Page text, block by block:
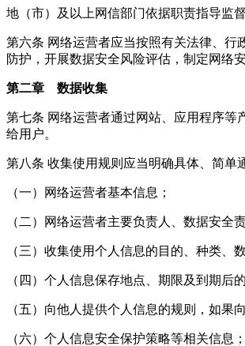
地（市）及以上网信部门依据职责指导监
第六条 网络运营者应当按照有关法律、
防护，开展数据安全风险评估，制定网络
第二章 数据收集
第七条 网络运营者通过网站、应用程序
给用户。
第八条 收集使用规则应当明确具体、简单
（一）网络运营者基本信息；
（二）网络运营者主要负责人、数据安全
（三）收集使用个人信息的目的、种类、
（四）个人信息保存地点、期限及到期后
（五）向他人提供个人信息的规则，如果
（六）个人信息安全保护策略等相关信息；